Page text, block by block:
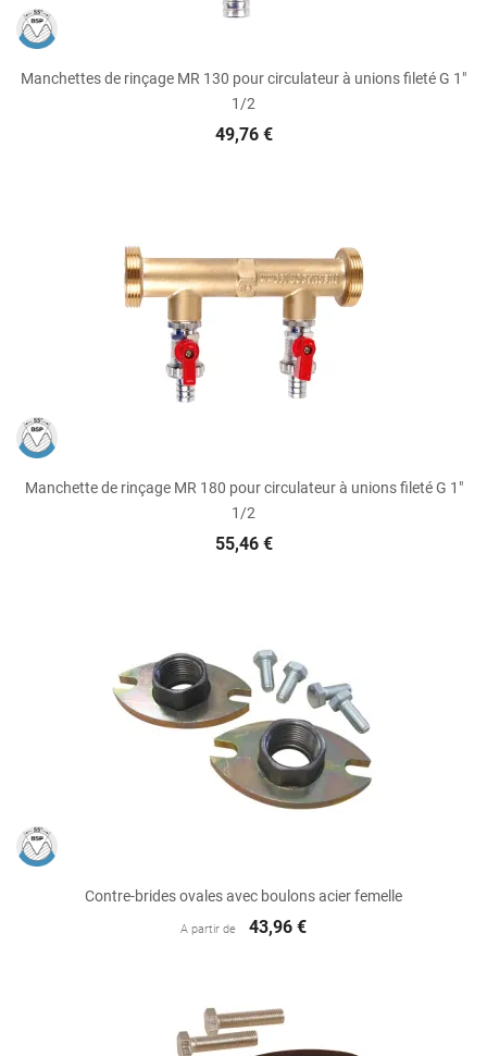
Manchettes de rinçage MR 130 pour circulateur à unions fileté G 1"
1/2
49,76 €
Manchette de rinçage MR 180 pour circulateur à unions fileté G 1"
1/2
55,46 €
Contre-brides ovales avec boulons acier femelle
A partir de 43,96 €